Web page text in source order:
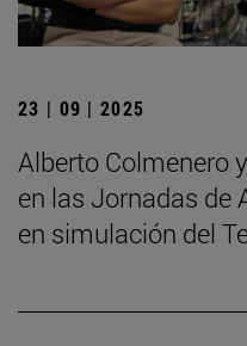
23 | 09 | 2025
Alberto Colmenero
en las Jornadas de
en simulación del